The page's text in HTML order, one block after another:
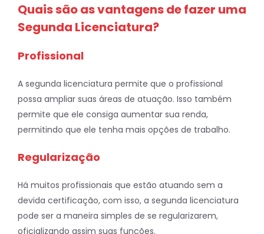
Quais são as vantagens de fazer uma
Segunda Licenciatura?
Profissional
A segunda licenciatura permite que o profissional
possa ampliar suas áreas de atuação. Isso também
permite que ele consiga aumentar sua renda,
permitindo que ele tenha mais opções de trabalho.
Regularização
Há muitos profissionais que estão atuando sem a
devida certificação, com isso, a segunda licenciatura
pode ser a maneira simples de se regularizarem,
oficializando assim suas funções.